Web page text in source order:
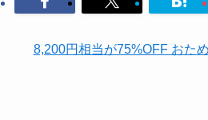
8,200円相当が75%OFF おた